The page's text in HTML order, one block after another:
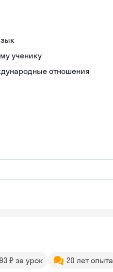
ученику
отношения
₽ за урок 20 лет опыта